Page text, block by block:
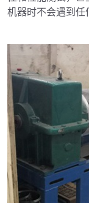
机器时不会遇到任